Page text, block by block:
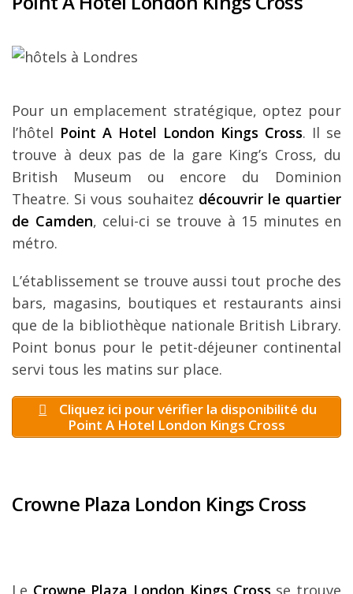
Pour un emplacement stratégique, optez pour
l’hôtel Point A Hotel London Kings Cross. Il se
trouve à deux pas de la gare King’s Cross, du
British Museum ou encore du Dominion
Theatre. Si vous souhaitez découvrir le quartier
de Camden, celui-ci se trouve à 15 minutes en
métro.
L’établissement se trouve aussi tout proche des
bars, magasins, boutiques et restaurants ainsi
que de la bibliothèque nationale British Library.
Point bonus pour le petit-déjeuner continental
servi tous les matins sur place.
Cliquez ici pour vérifier la disponibilité du
Point A Hotel London Kings Cross
Crowne Plaza London Kings Cross
Le Crowne Plaza London Kings Cross se trouve